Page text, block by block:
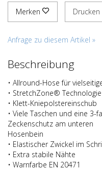
Merken Drucken
Anfrage zu diesem Artikel »
Beschreibung
• Allround-Hose für
• StretchZone® Technologie
• Klett-Kniepolstereinschub
• Viele Taschen und eine
Zeckenschutz am unteren
Hosenbein
• Elastischer Zwickel im
• Extra stabile Nähte
• Warnfarbe EN 20471